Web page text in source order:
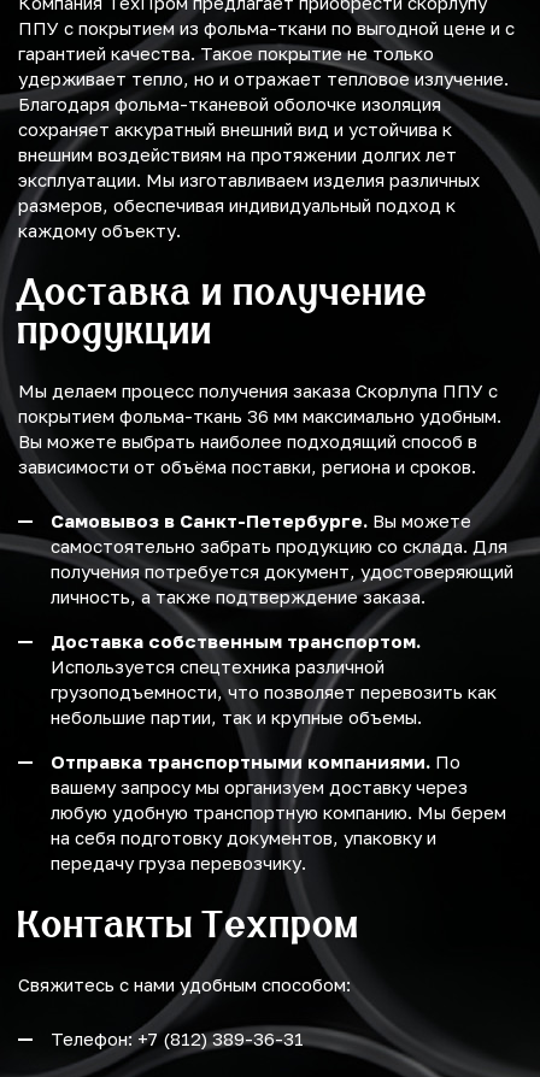
ППУ с покрытием из фольма-ткани по выгодной цене и с
гарантией качества. Такое покрытие не только
удерживает тепло, но и отражает тепловое излучение.
Благодаря фольма-тканевой оболочке изоляция
сохраняет аккуратный внешний вид и устойчива к
внешним воздействиям на протяжении долгих лет
эксплуатации. Мы изготавливаем изделия различных
размеров, обеспечивая индивидуальный подход к
каждому объекту.
Доставка и получение
продукции
Мы делаем процесс получения заказа Скорлупа ППУ с
покрытием фольма-ткань 36 мм максимально удобным.
Вы можете выбрать наиболее подходящий способ в
зависимости от объёма поставки, региона и сроков.
Самовывоз в Санкт-Петербурге. Вы можете
самостоятельно забрать продукцию со склада. Для
получения потребуется документ, удостоверяющий
личность, а также подтверждение заказа.
Доставка собственным транспортом.
Используется спецтехника различной
грузоподъемности, что позволяет перевозить как
небольшие партии, так и крупные объемы.
Отправка транспортными компаниями. По
вашему запросу мы организуем доставку через
любую удобную транспортную компанию. Мы берем
на себя подготовку документов, упаковку и
передачу груза перевозчику.
Контакты Техпром
Свяжитесь с нами удобным способом:
Телефон: +7 (812) 389-36-31